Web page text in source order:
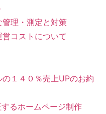
理・測定と対策
コストについて
１４０％売上UPのお約
るホームページ制作